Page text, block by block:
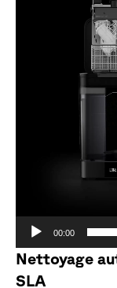
00:00
Nettoyage
SLA